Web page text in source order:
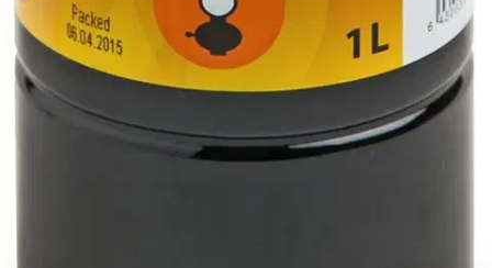
Oletko tyytyväinen tuotetietoihin?
Ovatko tuotetiedot riittävät? Jos tuotetiedoissa on puutteita tai niitä
voisi muuten parantaa, anna palautetta.
Anna palautetta,Avautuu uuteen välilehteen